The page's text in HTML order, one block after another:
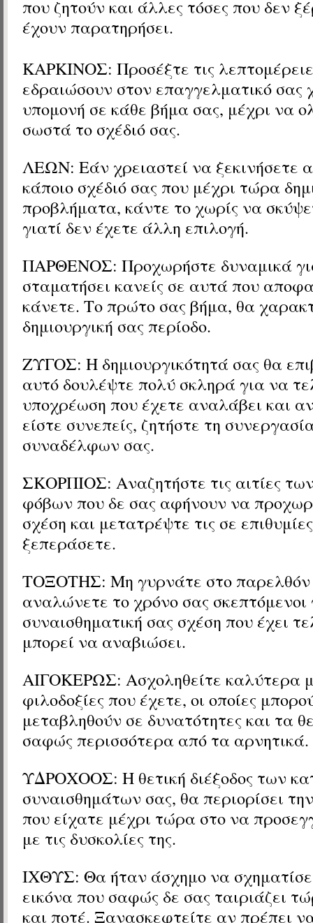
που ζητούν και άλλες τόσες που δεν
έχουν παρατηρήσει.
ΚΑΡΚΙΝΟΣ: Προσέξτε τις
εδραιώσουν στον επαγγελματικό σας
υπομονή σε κάθε βήμα σας, μέχρι να
σωστά το σχέδιό σας.
ΛΕΩΝ: Εάν χρειαστεί να ξεκινήσετε
κάποιο σχέδιό σας που μέχρι τώρα
προβλήματα, κάντε το χωρίς να
γιατί δεν έχετε άλλη επιλογή.
ΠΑΡΘΕΝΟΣ: Προχωρήστε δυναμικά
σταματήσει κανείς σε αυτά που
κάνετε. Το πρώτο σας βήμα, θα
δημιουργική σας περίοδο.
ΖΥΓΟΣ: Η δημιουργικότητά σας θα
αυτό δουλέψτε πολύ σκληρά για να
υποχρέωση που έχετε αναλάβει και
είστε συνεπείς, ζητήστε τη
συναδέλφων σας.
ΣΚΟΡΠΙΟΣ: Αναζητήστε τις αιτίες
φόβων που δε σας αφήνουν να
σχέση και μετατρέψτε τις σε
ξεπεράσετε.
ΤΟΞΟΤΗΣ: Μη γυρνάτε στο παρελθόν
αναλώνετε το χρόνο σας σκεπτόμενοι
συναισθηματική σας σχέση που έχει
μπορεί να αναβιώσει.
ΑΙΓΟΚΕΡΩΣ: Ασχοληθείτε καλύτερα
φιλοδοξίες που έχετε, οι οποίες
μεταβληθούν σε δυνατότητες και τα
σαφώς περισσότερα από τα αρνητικά.
ΥΔΡΟΧΟΟΣ: Η θετική διέξοδος των
συναισθημάτων σας, θα περιορίσει
που είχατε μέχρι τώρα στο να
με τις δυσκολίες της.
ΙΧΘΥΣ: Θα ήταν άσχημο να
εικόνα που σαφώς δε σας ταιριάζει
και ποτέ. Ξανασκεφτείτε αν πρέπει